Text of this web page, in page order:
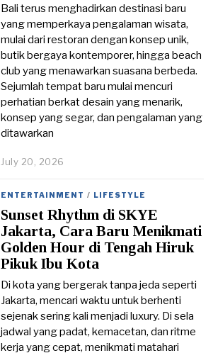
Bali terus menghadirkan destinasi baru
yang memperkaya pengalaman wisata,
mulai dari restoran dengan konsep unik,
butik bergaya kontemporer, hingga beach
club yang menawarkan suasana berbeda.
Sejumlah tempat baru mulai mencuri
perhatian berkat desain yang menarik,
konsep yang segar, dan pengalaman yang
ditawarkan
July 20, 2026
y
2
0
,
2
0
6
ENTERTAINMENT / LIFESTYLE
Sunset Rhythm di SKYE
Jakarta, Cara Baru Menikmati
Golden Hour di Tengah Hiruk
Pikuk Ibu Kota
Di kota yang bergerak tanpa jeda seperti
Jakarta, mencari waktu untuk berhenti
sejenak sering kali menjadi luxury. Di sela
jadwal yang padat, kemacetan, dan ritme
kerja yang cepat, menikmati matahari